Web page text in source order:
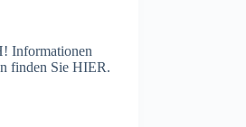
Informationen
finden Sie HIER.